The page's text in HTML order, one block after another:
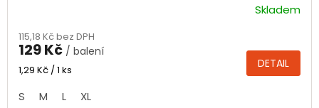
produktu
je
4,5
5
Skladem
115,18 Kč bez DPH
129 Kč / balení
Měrná
1,29 Kč / 1 ks DETAIL
S M L XL